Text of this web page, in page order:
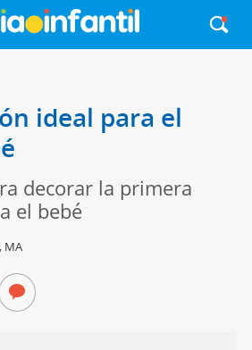
ideal para el
decorar la primera
el bebé
MA